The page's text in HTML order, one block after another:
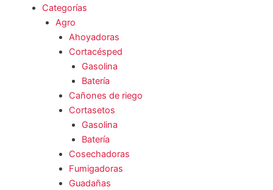
Categorías
Agro
Ahoyadoras
Cortacésped
Gasolina
Batería
Cañones de riego
Cortasetos
Gasolina
Batería
Cosechadoras
Fumigadoras
Guadañas